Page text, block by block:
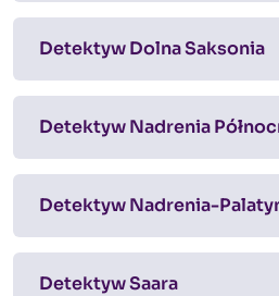
Detektyw Dolna Saksonia
Detektyw Nadrenia
Detektyw Nadrenia-
Detektyw Saara